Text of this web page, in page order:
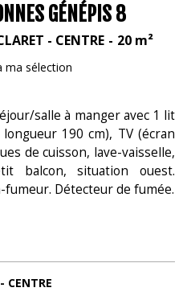
GÉNÉPIS 8
- CENTRE 20 m²
ma sélection
salle à manger avec 1 lit
190 cm), TV (écran
de cuisson, lave-vaisselle,
balcon, situation ouest.
Détecteur de fumée.
CENTRE